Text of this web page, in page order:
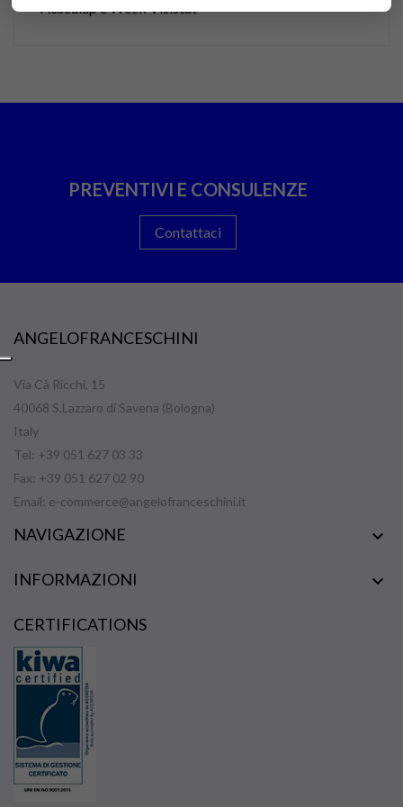
Aesculap e Weck Visistat
PREVENTIVI E CONSULENZE
Contattaci
ANGELOFRANCESCHINI
Via Cà Ricchi, 15
40068 S.Lazzaro di Savena (Bologna)
Italy
Tel: +39 051 627 03 33
Fax: +39 051 627 02 90
Email: e-commerce@angelofranceschini.it
NAVIGAZIONE 
INFORMAZIONI 
CERTIFICATIONS